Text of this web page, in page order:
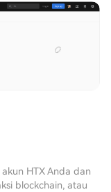
HTX Anda dan
blockchain, atau